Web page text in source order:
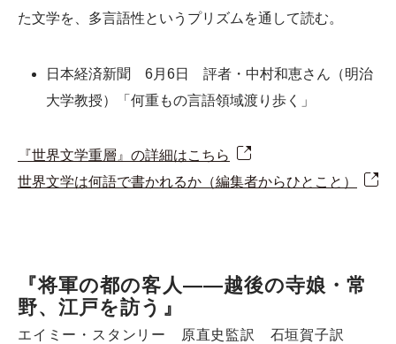
た文学を、多言語性というプリズムを通して読む。
日本経済新聞 6月6日 評者・中村和恵さん（明治
大学教授）「何重もの言語領域渡り歩く」
『世界文学重層』の詳細はこちら
世界文学は何語で書かれるか（編集者からひとこと）
『将軍の都の客人――越後の寺娘・常
野、江戸を訪う』
エイミー・スタンリー 原直史監訳 石垣賀子訳